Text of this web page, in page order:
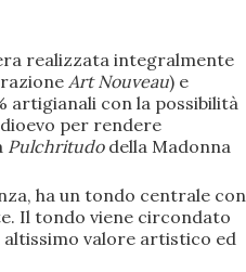
realizzata integralmente
Art Nouveau) e
artigianali con la possibilità
per rendere
Pulchritudo della Madonna
ha un tondo centrale con
Il tondo viene circondato
valore artistico ed